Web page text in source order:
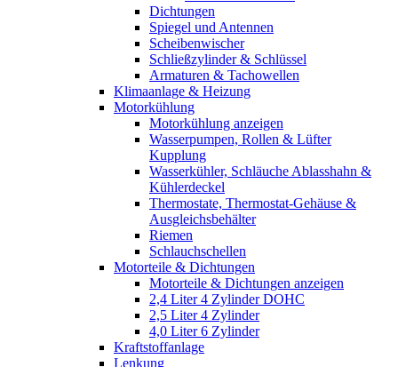
Dichtungen
Spiegel und Antennen
Scheibenwischer
Schließzylinder & Schlüssel
Armaturen & Tachowellen
Klimaanlage & Heizung
Motorkühlung
Motorkühlung anzeigen
Wasserpumpen, Rollen & Lüfter
Kupplung
Wasserkühler, Schläuche Ablasshahn &
Kühlerdeckel
Thermostate, Thermostat-Gehäuse &
Ausgleichsbehälter
Riemen
Schlauchschellen
Motorteile & Dichtungen
Motorteile & Dichtungen anzeigen
2,4 Liter 4 Zylinder DOHC
2,5 Liter 4 Zylinder
4,0 Liter 6 Zylinder
Kraftstoffanlage
Lenkung